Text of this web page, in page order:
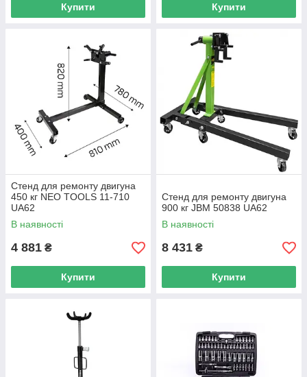
Купити Купити
Cтeнд для ремонту двигуна
450 кг NEO TOOLS 11-710
UA62
В наявності
4 881 ₴
Купити
Cтeнд для ремонту двигуна
900 кг JBM 50838 UA62
В наявності
8 431 ₴
Купити